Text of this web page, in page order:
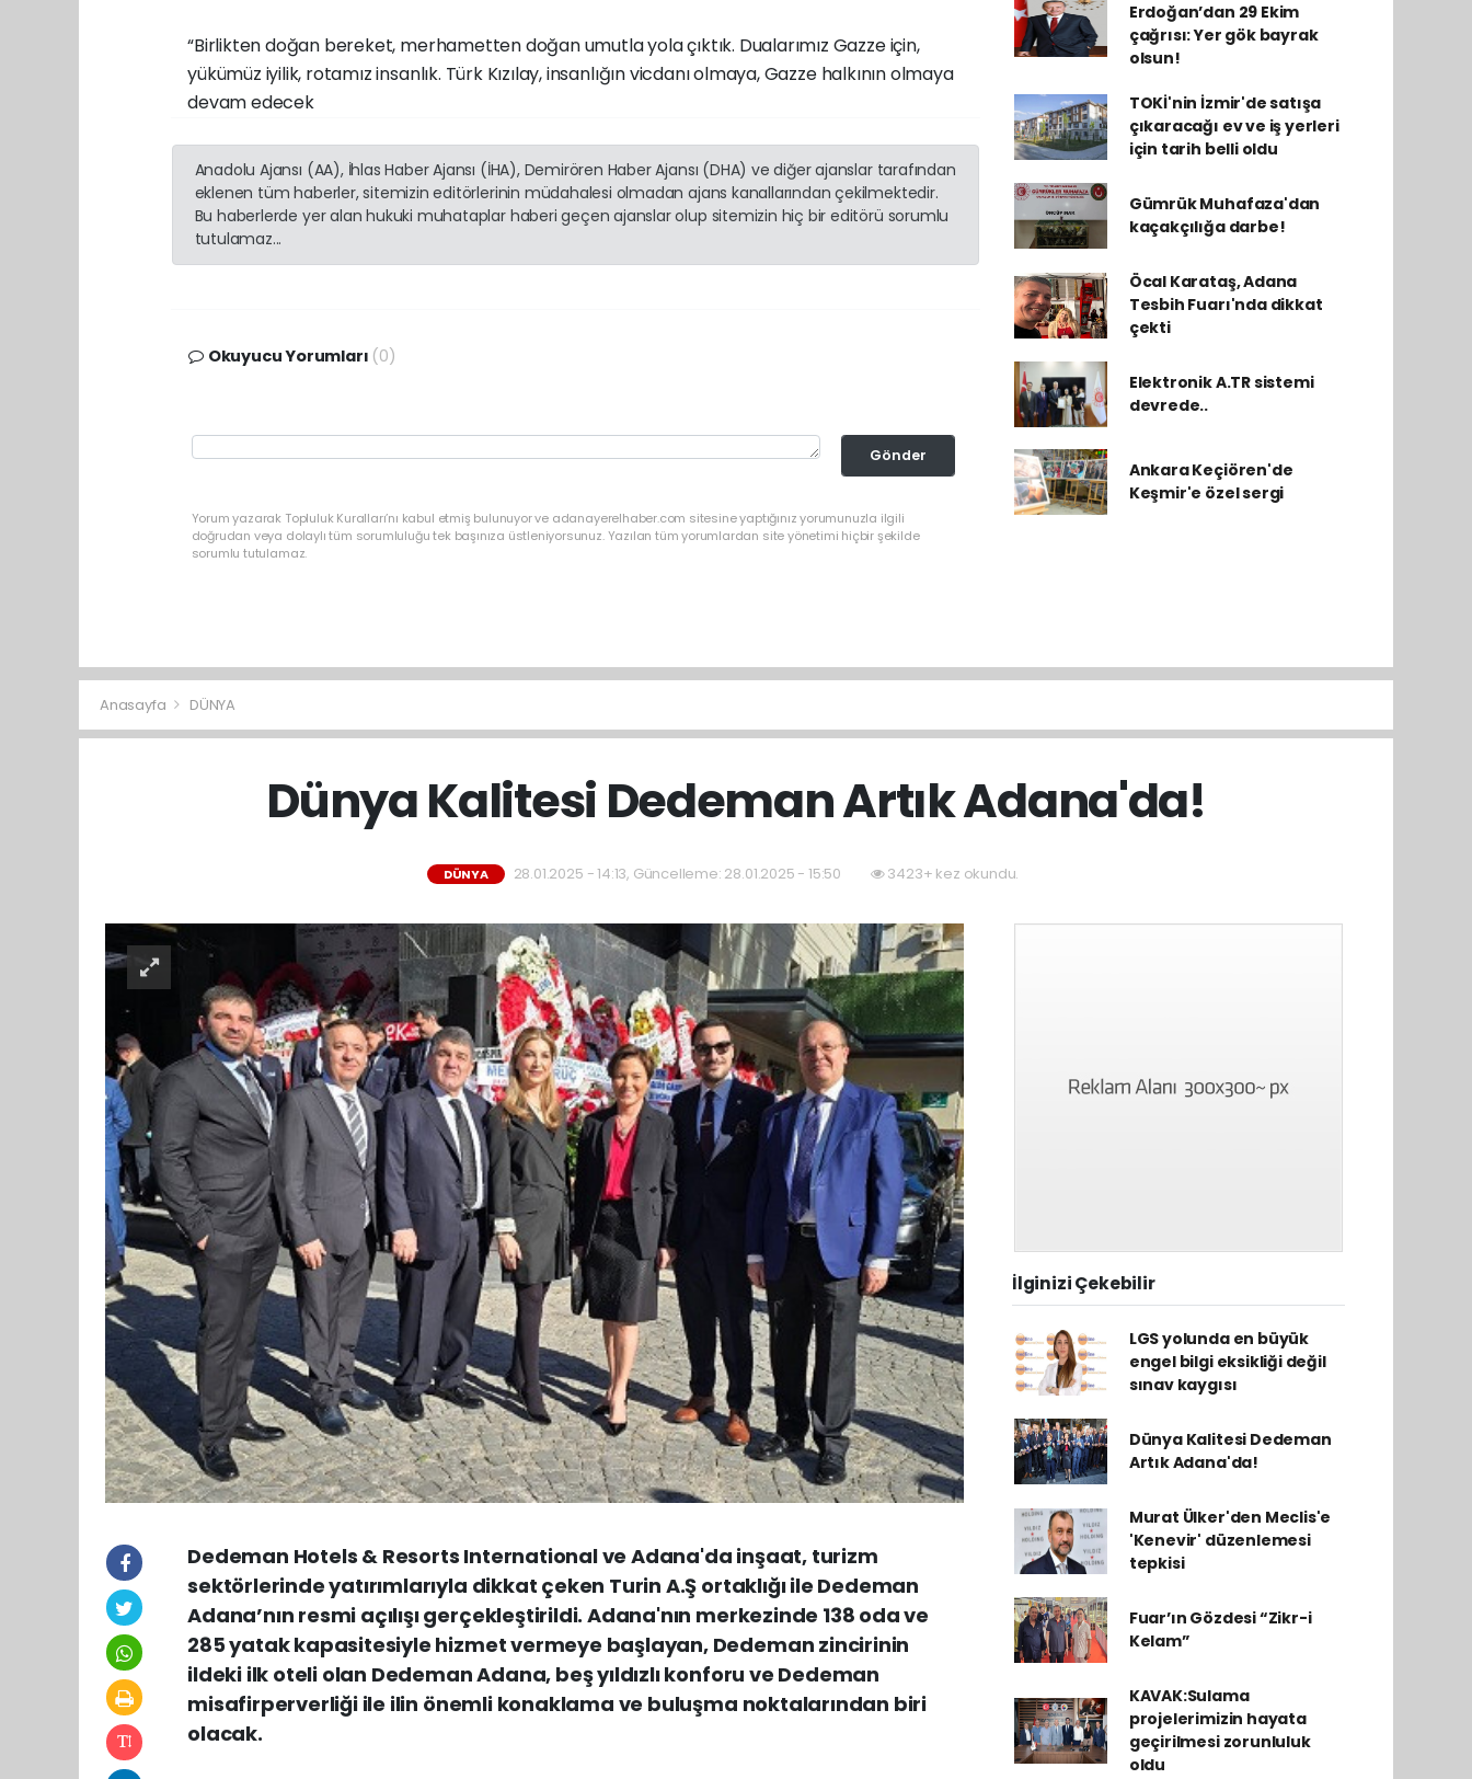
“Birlikten doğan bereket, merhametten doğan umutla yola çıktık. Dualarımız Gazze için,
yükümüz iyilik, rotamız insanlık. Türk Kızılay, insanlığın vicdanı olmaya, Gazze halkının olmaya
devam edecek
Anadolu Ajansı (AA), İhlas Haber Ajansı (İHA), Demirören Haber Ajansı (DHA) ve diğer ajanslar tarafından
eklenen tüm haberler, sitemizin editörlerinin müdahalesi olmadan ajans kanallarından çekilmektedir.
Bu haberlerde yer alan hukuki muhataplar haberi geçen ajanslar olup sitemizin hiç bir editörü sorumlu
tutulamaz...
Okuyucu Yorumları (0)
Gönder
Yorum yazarak Topluluk Kuralları’nı kabul etmiş bulunuyor ve adanayerelhaber.com sitesine yaptığınız yorumunuzla ilgili
doğrudan veya dolaylı tüm sorumluluğu tek başınıza üstleniyorsunuz. Yazılan tüm yorumlardan site yönetimi hiçbir şekilde
sorumlu tutulamaz.
Erdoğan’dan 29 Ekim
çağrısı: Yer gök bayrak
olsun!
TOKİ'nin İzmir'de satışa
çıkaracağı ev ve iş yerleri
için tarih belli oldu
Gümrük Muhafaza'dan
kaçakçılığa darbe!
Öcal Karataş, Adana
Tesbih Fuarı'nda dikkat
çekti
Elektronik A.TR sistemi
devrede..
Ankara Keçiören'de
Keşmir'e özel sergi
Anasayfa DÜNYA
Dünya Kalitesi Dedeman Artık Adana'da!
DÜNYA 28.01.2025 - 14:13, Güncelleme: 28.01.2025 - 15:50 3423+ kez okundu.
Dedeman Hotels & Resorts International ve Adana'da inşaat, turizm
sektörlerinde yatırımlarıyla dikkat çeken Turin A.Ş ortaklığı ile Dedeman
Adana’nın resmi açılışı gerçekleştirildi. Adana'nın merkezinde 138 oda ve
285 yatak kapasitesiyle hizmet vermeye başlayan, Dedeman zincirinin
ildeki ilk oteli olan Dedeman Adana, beş yıldızlı konforu ve Dedeman
misafirperverliği ile ilin önemli konaklama ve buluşma noktalarından biri
olacak.
İlginizi Çekebilir
LGS yolunda en büyük
engel bilgi eksikliği değil
sınav kaygısı
Dünya Kalitesi Dedeman
Artık Adana'da!
Murat Ülker'den Meclis'e
'Kenevir' düzenlemesi
tepkisi
Fuar’ın Gözdesi “Zikr-i
Kelam”
KAVAK:Sulama
projelerimizin hayata
geçirilmesi zorunluluk
oldu